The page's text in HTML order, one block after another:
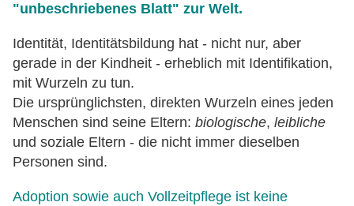
"unbeschriebenes Blatt" zur Welt.
Identität, Identitätsbildung hat - nicht nur, aber
gerade in der Kindheit - erheblich mit Identifikation,
mit Wurzeln zu tun.
Die ursprünglichsten, direkten Wurzeln eines jeden
Menschen sind seine Eltern: biologische, leibliche
und soziale Eltern - die nicht immer dieselben
Personen sind.
Adoption sowie auch Vollzeitpflege ist keine